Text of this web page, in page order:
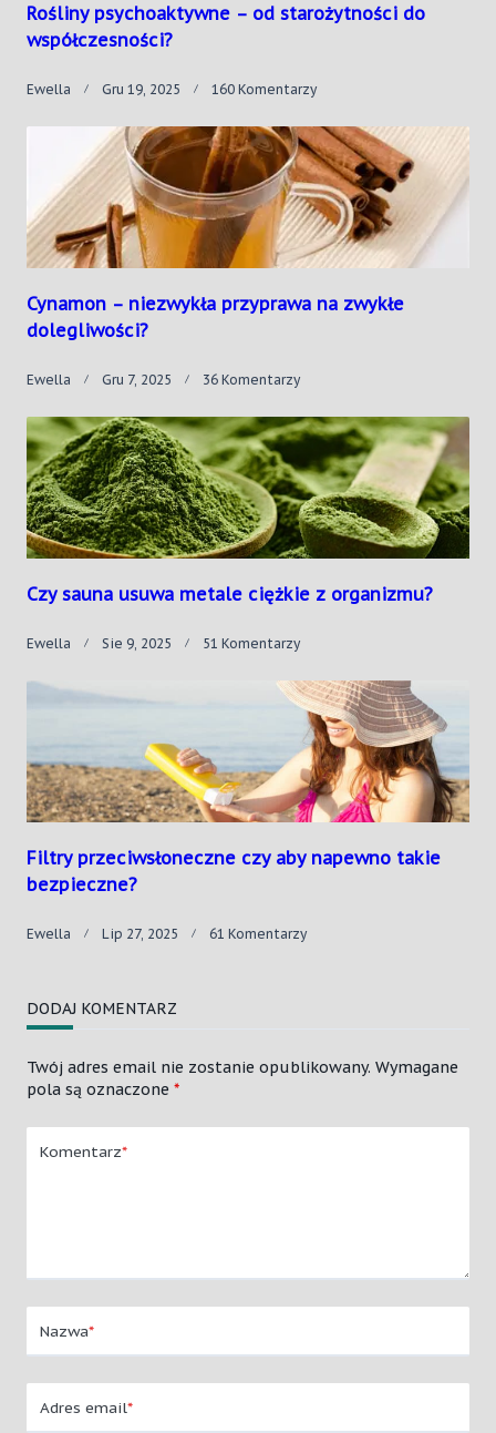
Rośliny psychoaktywne – od starożytności do
współczesności?
Ewella Gru 19, 2025 160 KomentarzyDo
Psychoaktywne
–
Od
Starożytności
Do
Współczesności?
Cynamon – niezwykła przyprawa na zwykłe
dolegliwości?
Ewella Gru 7, 2025 36 KomentarzyDo
–
Niezwykła
Przyprawa
Na
Zwykłe
Dolegliwości?
Czy sauna usuwa metale ciężkie z organizmu?
Ewella Sie 9, 2025 51 KomentarzyDo
Sauna
Usuwa
Metale
Ciężkie
Organizmu?
Filtry przeciwsłoneczne czy aby napewno takie
bezpieczne?
Ewella Lip 27, 2025 61 KomentarzyDo
Bezpieczne?
DODAJ KOMENTARZ
Twój adres email nie zostanie opublikowany. Wymagane
pola są oznaczone *
Komentarz*
Nazwa*
Adres email*